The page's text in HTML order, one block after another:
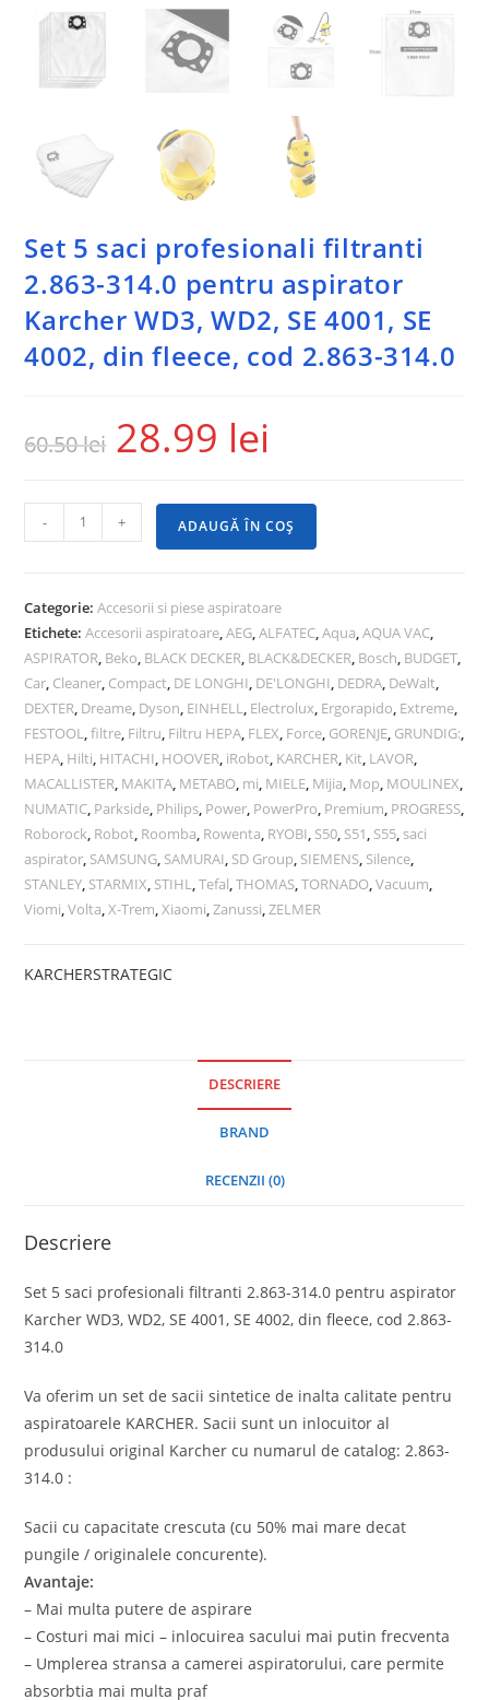
Set 5 saci profesionali filtranti
2.863-314.0 pentru aspirator
Karcher WD3, WD2, SE 4001, SE
4002, din fleece, cod 2.863-314.0
60.50lei 28.99 lei
- + ADAUGĂ ÎN COȘ
Categorie:Accesorii si piese aspiratoare
Etichete:Accesorii aspiratoare,AEG,ALFATEC,Aqua,AQUA VAC,
ASPIRATOR, Beko, BLACK DECKER, BLACK&DECKER, Bosch, BUDGET,
Car, Cleaner, Compact, DE LONGHI, DE'LONGHI, DEDRA, DeWalt,
DEXTER, Dreame, Dyson, EINHELL, Electrolux, Ergorapido, Extreme,
FESTOOL,filtre, Filtru, Filtru HEPA, FLEX, Force, GORENJE, GRUNDIG:,
HEPA, Hilti, HITACHI, HOOVER, iRobot, KARCHER, Kit, LAVOR,
MACALLISTER, MAKITA, METABO, mi, MIELE, Mijia, Mop, MOULINEX,
NUMATIC, Parkside, Philips, Power, PowerPro, Premium, PROGRESS,
Roborock, Robot, Roomba, Rowenta, RYOBI, S50, S51, S55, saci
aspirator, SAMSUNG, SAMURAI, SD Group, SIEMENS, Silence,
STANLEY, STARMIX, STIHL,Tefal,THOMAS,TORNADO,Vacuum,
Viomi,Volta,X-Trem,Xiaomi,Zanussi,ZELMER
KARCHERSTRATEGIC
DESCRIERE
BRAND
RECENZII (0)
Descriere
Set 5 saci profesionali filtranti 2.863-314.0 pentru aspirator
Karcher WD3, WD2, SE 4001, SE 4002, din fleece, cod 2.863-
314.0
Va oferim un set de sacii sintetice de inalta calitate pentru
aspiratoarele KARCHER. Sacii sunt un inlocuitor al
produsului original Karcher cu numarul de catalog: 2.863-
314.0 :
Sacii cu capacitate crescuta (cu 50% mai mare decat
pungile / originalele concurente).
Avantaje:
– Mai multa putere de aspirare
– Costuri mai mici – inlocuirea sacului mai putin frecventa
– Umplerea stransa a camerei aspiratorului, care permite
absorbtia mai multa praf